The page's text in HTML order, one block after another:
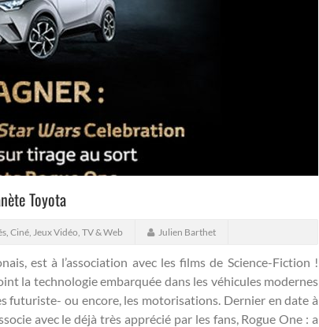
Toyota
, Ciné, Jeux Vidéo, TV & Web Julien Barthet
est à l’association avec les films de Science-Fiction !
la technologie embarquée dans les véhicules modernes
futuriste- ou encore, les motorisations. Dernier en date à
avec le déjà très apprécié par les fans, Rogue One : a